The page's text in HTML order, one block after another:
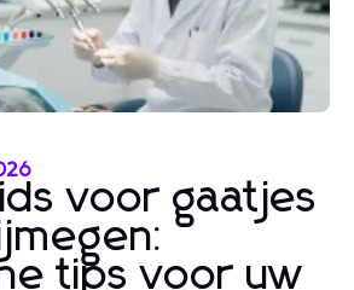
voor gaatjes
tips voor uw